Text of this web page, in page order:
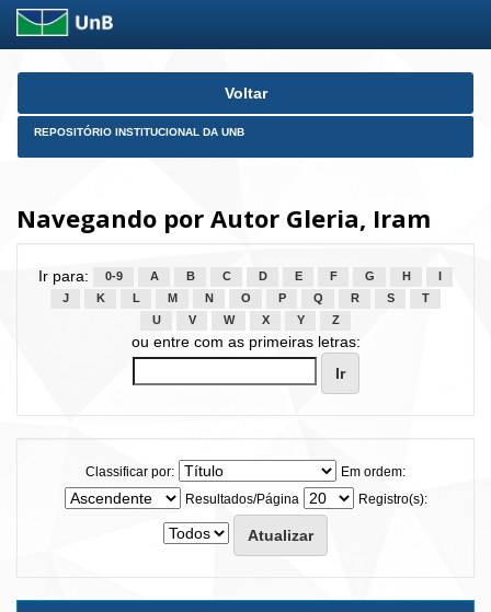
Skip
Voltar
REPOSITÓRIO INSTITUCIONAL DA UNB
Navegando por Autor Gleria, Iram
Ir para: 0-9 A B C D E F G H
J
K L M N O P Q R S
T
U
V W X Y Z
ou entre com as primeiras letras:
Classificar por:
Em ordem:
Resultados/Página
Registro(s):